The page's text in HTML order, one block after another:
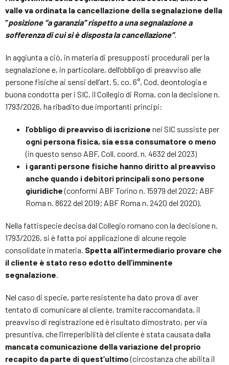
valle va ordinata la cancellazione della segnalazione della
“posizione “a garanzia” rispetto a una segnalazione a
sofferenza di cui si è disposta la cancellazione”.
In aggiunta a ciò, in materia di presupposti procedurali per la
segnalazione e, in particolare, dell’obbligo di preavviso alle
persone fisiche ai sensi dell’art. 5, co. 6°, Cod. deontologia e
buona condotta per i SIC, il Collegio di Roma, con la decisione n.
1793/2026, ha ribadito due importanti principi:
l’obbligo di preavviso di iscrizione nei SIC sussiste per
ogni persona fisica, sia essa consumatore o meno
(in questo senso ABF, Coll. coord. n. 4632 del 2023)
i garanti persone fisiche hanno diritto al preavviso
anche quando i debitori principali sono persone
giuridiche(conformi ABF Torino n. 15979 del 2022; ABF
Roma n. 8622 del 2019; ABF Roma n. 2420 del 2020).
Nella fattispecie decisa dal Collegio romano con la decisione n.
1793/2026, si è fatta poi applicazione di alcune regole
consolidate in materia. Spetta all’intermediario provare che
il cliente è stato reso edotto dell’imminente
segnalazione.
Nel caso di specie, parte resistente ha dato prova di aver
tentato di comunicare al cliente, tramite raccomandata, il
preavviso di registrazione ed è risultato dimostrato, per via
presuntiva, che l’irreperibilità del cliente è stata causata dalla
mancata comunicazione della variazione del proprio
recapito da parte di quest’ultimo(circostanza che abilita il